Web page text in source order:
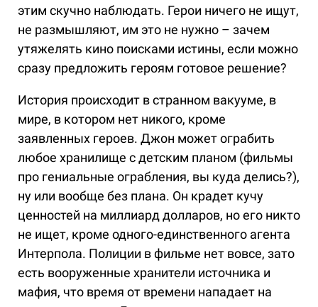
этим скучно наблюдать. Герои ничего не ищут,
не размышляют, им это не нужно – зачем
утяжелять кино поисками истины, если можно
сразу предложить героям готовое решение?
История происходит в странном вакууме, в
мире, в котором нет никого, кроме
заявленных героев. Джон может ограбить
любое хранилище с детским планом (фильмы
про гениальные ограбления, вы куда делись?),
ну или вообще без плана. Он крадет кучу
ценностей на миллиард долларов, но его никто
не ищет, кроме одного-единственного агента
Интерпола. Полиции в фильме нет вовсе, зато
есть вооруженные хранители источника и
мафия, что время от времени нападает на